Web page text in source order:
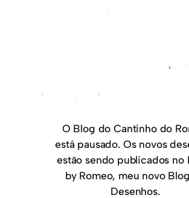
O Blog do Cantinho do
está pausado. Os novos
estão sendo publicados no
by Romeo, meu novo
Desenhos.